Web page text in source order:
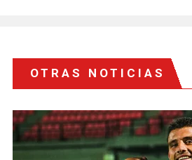
OTRAS NOTICIAS